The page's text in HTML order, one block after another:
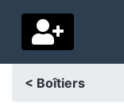
< Boîtiers